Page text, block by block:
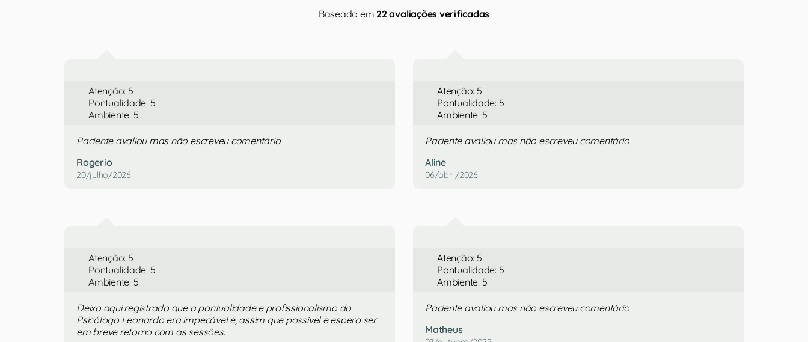
Baseado em 22 avaliações verificadas
Atenção: 5
Pontualidade: 5
Ambiente: 5
Paciente avaliou mas não escreveu comentário
Rogerio
20/julho/2026
Atenção: 5
Pontualidade: 5
Ambiente: 5
Paciente avaliou mas não escreveu comentário
Aline
06/abril/2026
Atenção: 5
Pontualidade: 5
Ambiente: 5
Deixo aqui registrado que a pontualidade e profissionalismo do
Psicólogo Leonardo era impecável e, assim que possível e espero ser
em breve retorno com as sessões.
Atenção: 5
Pontualidade: 5
Ambiente: 5
Paciente avaliou mas não escreveu comentário
Matheus